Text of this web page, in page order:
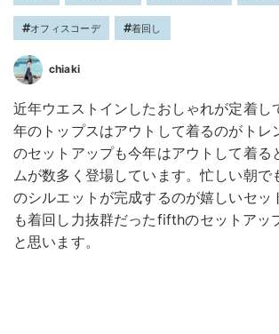
オフィスコーデ 着回し
chiaki
近年ウエストインしたおしゃれが定着し
年のトップスはアウトして着るのがトレ
のセットアップも今年はアウトして着る
ムが数多く登場しています。忙しい朝で
のシルエットが完成するのが嬉しいセ
も着回し力抜群だったfifthのセットアッ
と思います。